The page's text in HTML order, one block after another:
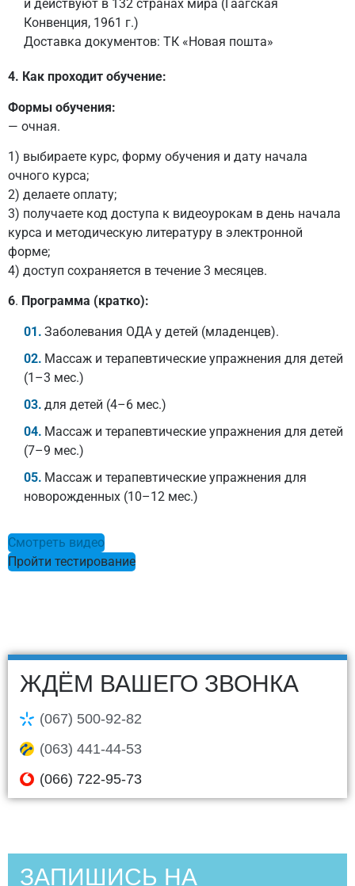
и действуют в 132 странах мира (Гаагская
Конвенция, 1961 г.)
Доставка документов: ТК «Новая пошта»
4. Как проходит обучение:
Формы обучения:
— очная.
1) выбираете курс, форму обучения и дату начала
очного курса;
2) делаете оплату;
3) получаете код доступа к видеоурокам в день начала
курса и методическую литературу в электронной
форме;
4) доступ сохраняется в течение 3 месяцев.
6. Программа (кратко):
Заболевания ОДА у детей (младенцев).
Массаж и терапевтические упражнения для детей
(1–3 мес.)
для детей (4–6 мес.)
Массаж и терапевтические упражнения для детей
(7–9 мес.)
Массаж и терапевтические упражнения для
новорожденных (10–12 мес.)
Смотреть видео
Пройти тестирование
ЖДЁМ ВАШЕГО ЗВОНКА
(067) 500-92-82
(063) 441-44-53
(066) 722-95-73
ЗАПИШИСЬ НА